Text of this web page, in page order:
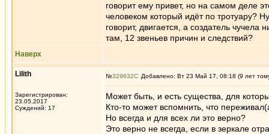
говорит ему привет, но на самом деле
человеком который идёт по тротуару?
говорит, двигается, а создатель
там, 12 звеньев причин и следствий?
Наверх
Lilith
Зарегистрирован:
23.05.2017
Суждений: 17
№329632 Добавлено: Вт 23 Май 17, 08:18 (9 лет
Может быть, и есть существа, для
Кто-то может вспомнить, что
Но всегда и для всех ли это верно?
Это верно не всегда, если в зеркале